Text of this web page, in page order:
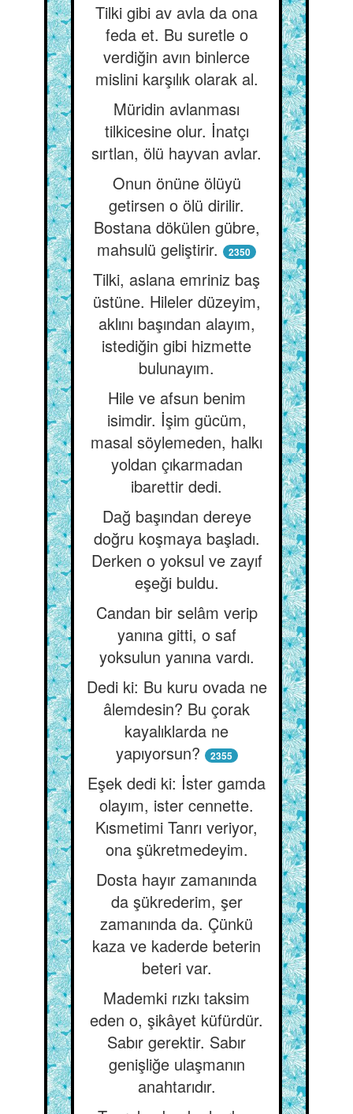
Tilki gibi av avla da ona
feda et. Bu suretle o
verdiğin avın binlerce
mislini karşılık olarak al.
Müridin avlanması
tilkicesine olur. İnatçı
sırtlan, ölü hayvan avlar.
Onun önüne ölüyü
getirsen o ölü dirilir.
Bostana dökülen gübre,
mahsulü geliştirir.
2350
Tilki, aslana emriniz baş
üstüne. Hileler düzeyim,
aklını başından alayım,
istediğin gibi hizmette
bulunayım.
Hile ve afsun benim
isimdir. İşim gücüm,
masal söylemeden, halkı
yoldan çıkarmadan
ibarettir dedi.
Dağ başından dereye
doğru koşmaya başladı.
Derken o yoksul ve zayıf
eşeği buldu.
Candan bir selâm verip
yanına gitti, o saf
yoksulun yanına vardı.
Dedi ki: Bu kuru ovada ne
âlemdesin? Bu çorak
kayalıklarda ne
yapıyorsun?
2355
Eşek dedi ki: İster gamda
olayım, ister cennette.
Kısmetimi Tanrı veriyor,
ona şükretmedeyim.
Dosta hayır zamanında
da şükrederim, şer
zamanında da. Çünkü
kaza ve kaderde beterin
beteri var.
Mademki rızkı taksim
eden o, şikâyet küfürdür.
Sabır gerektir. Sabır
genişliğe ulaşmanın
anahtarıdır.